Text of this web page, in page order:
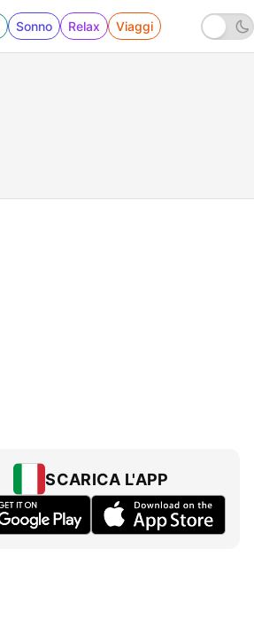
Sonno Relax Viaggi
SCARICA L'APP